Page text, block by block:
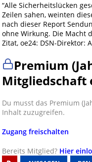
“Alle Sicherheitslücken
Zeilen sahen, weinten
nach dieser Report
ohne Wirkung. Die Macht
Zitat, oe24: DSN-Direktor:
Premium
Mitgliedschaft
Du musst das Premium
Inhalt zuzugreifen.
Zugang freischalten
Bereits Mitglied? Hier